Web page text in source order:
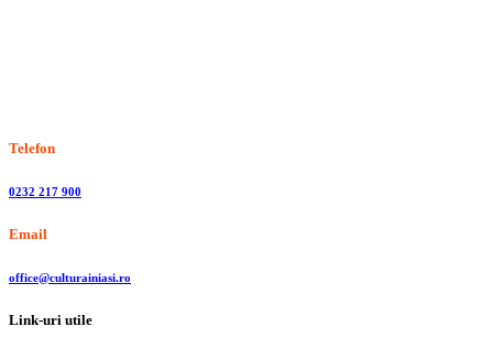
Telefon
0232 217 900
Email
office@culturainiasi.ro
Link-uri utile